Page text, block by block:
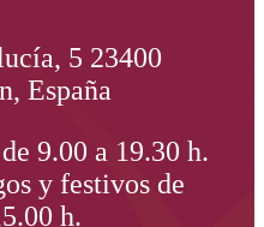
5 23400
España
9.00 a 19.30 h.
y festivos de
h.